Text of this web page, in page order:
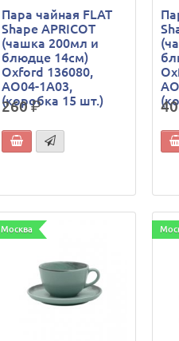
Пара чайная FLAT
Shape APRICOT
(чашка 200мл и
блюдце 14см)
Oxford 136080,
AO04-1A03,
(коробка 15 шт.)
260р.
Москва